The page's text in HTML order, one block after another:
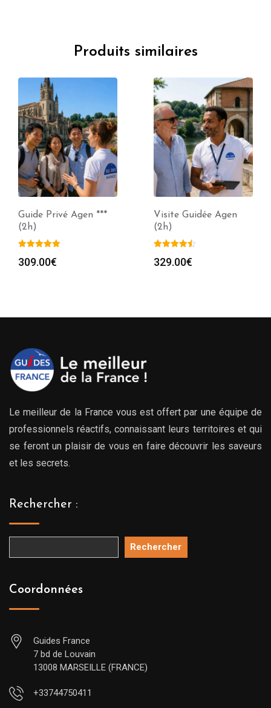
Produits similaires
Guide Privé Agen ***
(2h)
309.00€
Visite Guidée Agen
(2h)
329.00€
Le meilleur de la France vous est offert par une équipe de
professionnels réactifs, connaissant leurs territoires et qui
se feront un plaisir de vous en faire découvrir les saveurs
et les secrets.
Rechercher :
Rechercher
Coordonnées
Guides France
7 bd de Louvain
13008 MARSEILLE (FRANCE)
+33744750411